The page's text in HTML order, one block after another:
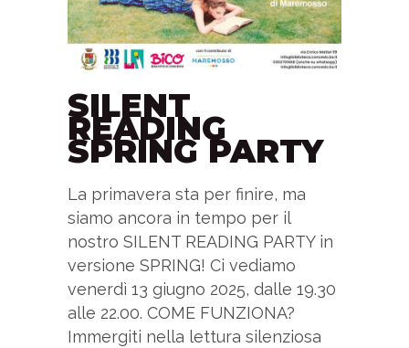
SILENT
READING
SPRING PARTY
La primavera sta per finire, ma
siamo ancora in tempo per il
nostro SILENT READING PARTY in
versione SPRING! Ci vediamo
venerdì 13 giugno 2025, dalle 19.30
alle 22.00. COME FUNZIONA?
Immergiti nella lettura silenziosa